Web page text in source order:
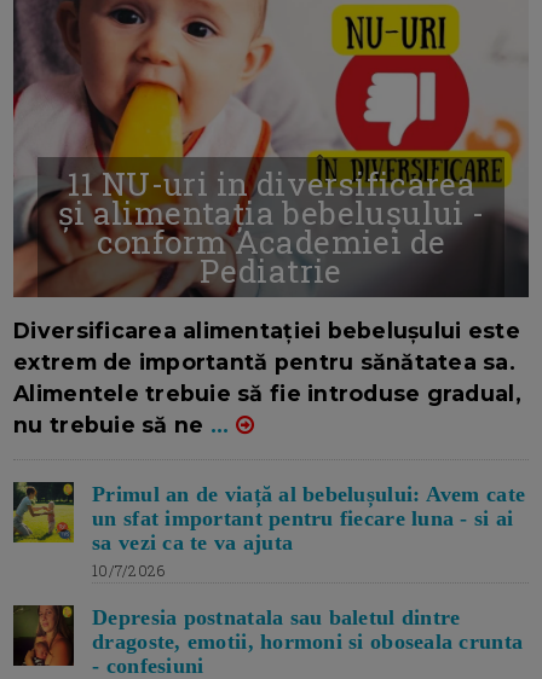
11 NU-uri in diversificarea
și alimentația bebelușului -
conform Academiei de
Pediatrie
Diversificarea alimentației bebelușului este
extrem de importantă pentru sănătatea sa.
Alimentele trebuie să fie introduse gradual,
nu trebuie să ne ...
Primul an de viață al bebelușului: Avem cate
un sfat important pentru fiecare luna - si ai
sa vezi ca te va ajuta
10/7/2026
Depresia postnatala sau baletul dintre
dragoste, emotii, hormoni si oboseala crunta
- confesiuni